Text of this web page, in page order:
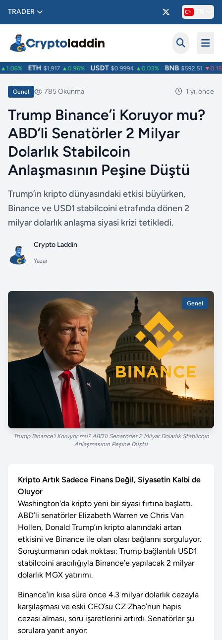
TRADER
ETH $1,917 ▲0.96% USDT $0.9994 ▲0.03% BNB $592.51 ▼0.15%
Genel 785 Okunma 1 yıl önce
Trump Binance’i Koruyor mu?
ABD’li Senatörler 2 Milyar
Dolarlık Stabilcoin
Anlaşmasının Peşine Düştü
Trump’ın kripto dünyasındaki etkisi büyürken,
Binance ve USD1 stabilcoini etrafında dönen 2
milyar dolarlık anlaşma siyasi krizi tetikledi.
Crypto Laddin
Yazar
Genel
Trump Binance’i Koruyor mu? ABD’li Senatörler 2 Milyar Dolarlık Stabilcoin
Anlaşmasının Peşine Düştü
Kripto Artık Sadece Finans Değil, Siyasetin Kalbi de
Oluyor
Washington'da kripto yeni bir siyasi fırtına başlattı.
ABD’li senatörler Elizabeth Warren ve Chris Van
Hollen, Donald Trump’ın kripto alanındaki artan
etkisini ve Binance ile olan olası bağlarını sorguluyor.
Soruşturmanın odak noktası: Trump bağlantılı USD1
stabilcoini aracılığıyla Binance’e yapılacak 2 milyar
dolarlık MGX yatırımı.
Binance’in kısa süre önce 4.3 milyar dolarlık cezayla
karşılaşması ve eski CEO’su CZ Zhao’nun hapis
cezası alması, soru işaretlerini artırdı. Senatörler şu
sorulara yanıt arıyor: